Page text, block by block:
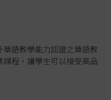
語教學能力認證之華語教
程，讓學生可以接受高品